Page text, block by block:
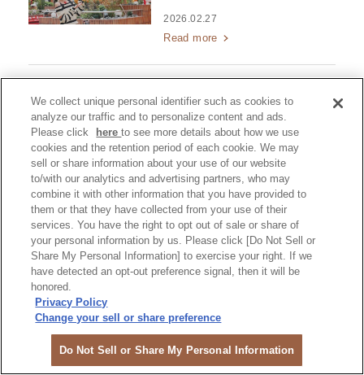
2026.02.27
Read more
日本朝聖必逛！大阪梅田卡
通動漫周邊專賣店6選
Read more
優惠券
We collect unique personal identifier such as cookies to
analyze our traffic and to personalize content and ads.
Please click
hereto see more details about how we use
cookies and the retention period of each cookie. We may
sell or share information about your use of our website
to/with our analytics and advertising partners, who may
combine it with other information that you have provided to
them or that they have collected from your use of their
services. You have the right to opt out of sale or share of
your personal information by us. Please click [Do Not Sell or
Share My Personal Information] to exercise your right. If we
have detected an opt-out preference signal, then it will be
honored.
Privacy Policy
Change your sell or share preference
Do Not Sell or Share My Personal Information